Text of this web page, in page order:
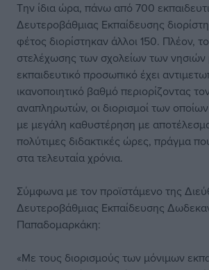
Την ίδια ώρα, πάνω από 700
Δευτεροβάθμιας Εκπαίδευσης
φέτος διορίστηκαν άλλοι 150. Πλέον,
στελέχωσης των σχολείων των νησιών
εκπαιδευτικό προσωπικό έχει
ικανοποιητικό βαθμό περιορίζοντας
αναπληρωτών, οι διορισμοί των
με μεγάλη καθυστέρηση με
πολύτιμες διδακτικές ώρες, πράγμα
στα τελευταία χρόνια.
Σύμφωνα με τον προϊστάμενο της
Δευτεροβάθμιας Εκπαίδευσης
Παπαδομαρκάκη:
«Με τους διορισμούς των μόνιμων